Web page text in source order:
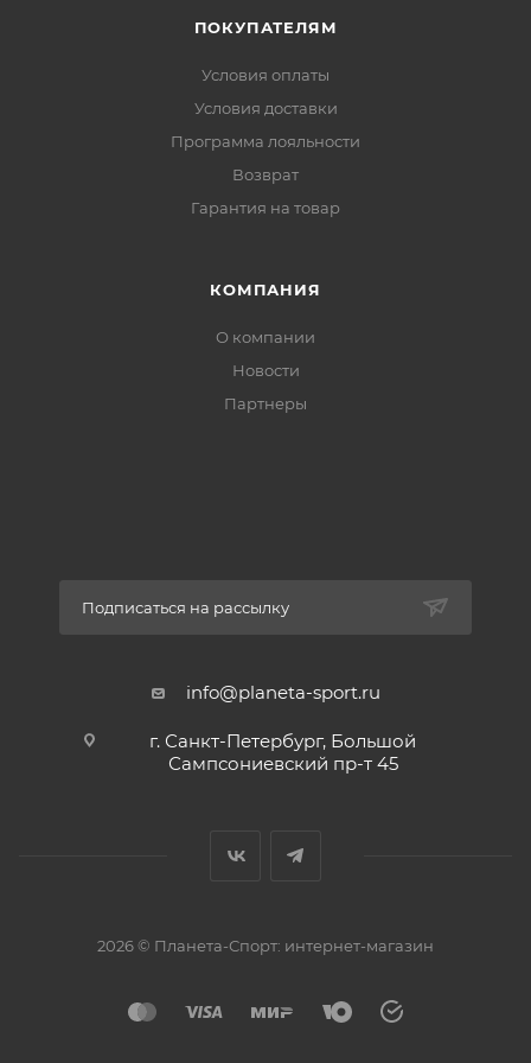
раздражение кожи
Регулировка по низу:адаптация посадки куртки
под слой одежды и усиление ветрозащиты
ПОКУПАТЕЛЯМ
Условия оплаты
Условия доставки
Программа лояльности
Возврат
Гарантия на товар
КОМПАНИЯ
О компании
Новости
Партнеры
Подписаться на рассылку
info@planeta-sport.ru
г. Санкт-Петербург, Большой
Сампсониевский пр-т 45
2026 © Планета-Спорт: интернет-магазин